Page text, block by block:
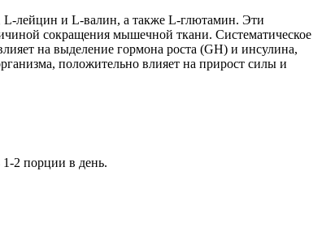
L-лейцин и L-валин, а также L-глютамин. Эти
сокращения мышечной ткани. Систематическое
на выделение гормона роста (GH) и инсулина,
положительно влияет на прирост силы и
2 порции в день.